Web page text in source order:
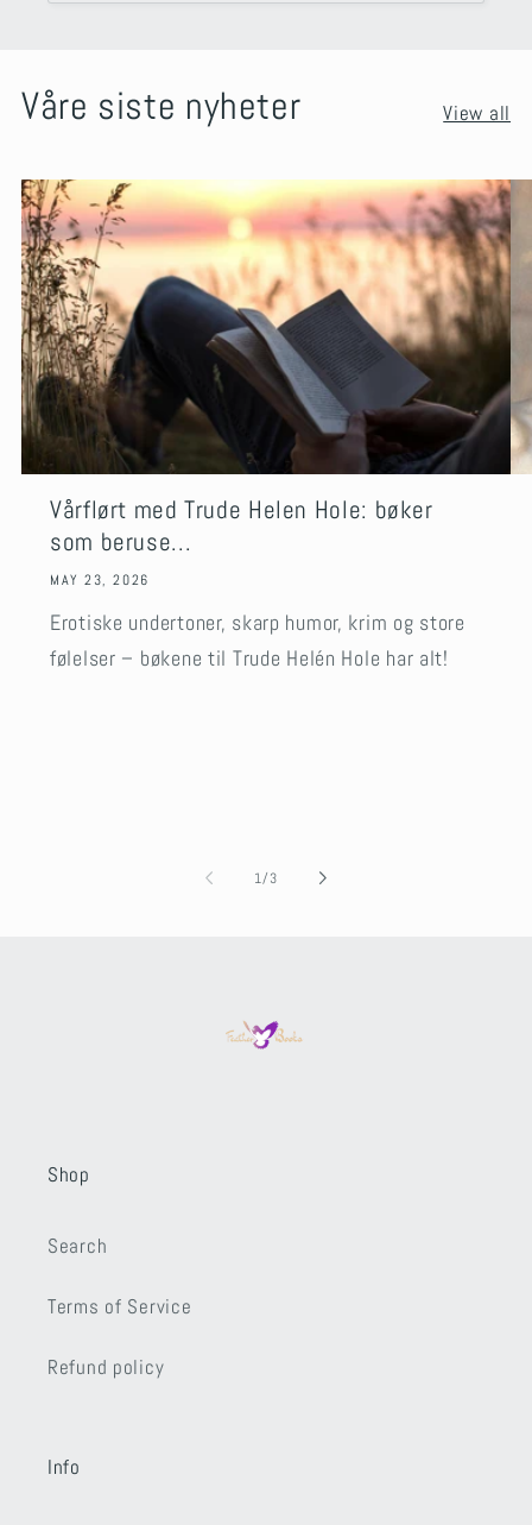
Våre siste nyheter View all
Vårflørt med Trude Helen Hole: bøker
som beruse...
MAY 23, 2026
Erotiske undertoner, skarp humor, krim og store
følelser – bøkene til Trude Helén Hole har alt!
1/of3
Shop
Search
Terms of Service
Refund policy
Info